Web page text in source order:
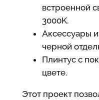
встроенной
3000K.
Аксессуары
черной
Плинтус с
цвете.
Этот проект